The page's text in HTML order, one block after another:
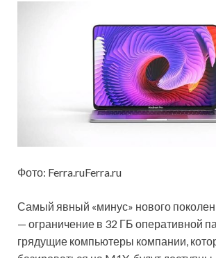
Фото: Ferra.ruFerra.ru
Самый явный «минус» нового
— ограничение в 32 ГБ оперативной
грядущие компьютеры компании,